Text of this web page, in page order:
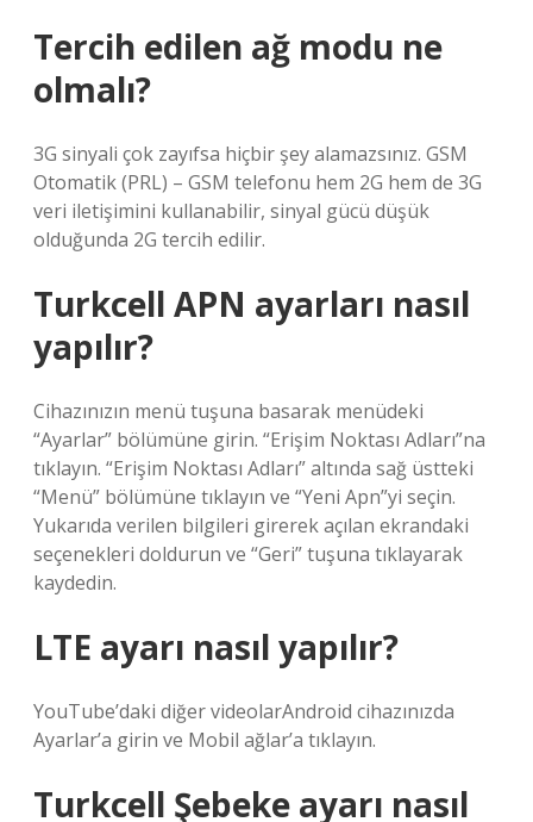
Tercih edilen ağ modu ne
olmalı?
3G sinyali çok zayıfsa hiçbir şey alamazsınız. GSM
Otomatik (PRL) – GSM telefonu hem 2G hem de 3G
veri iletişimini kullanabilir, sinyal gücü düşük
olduğunda 2G tercih edilir.
Turkcell APN ayarları nasıl
yapılır?
Cihazınızın menü tuşuna basarak menüdeki
“Ayarlar” bölümüne girin. “Erişim Noktası Adları”na
tıklayın. “Erişim Noktası Adları” altında sağ üstteki
“Menü” bölümüne tıklayın ve “Yeni Apn”yi seçin.
Yukarıda verilen bilgileri girerek açılan ekrandaki
seçenekleri doldurun ve “Geri” tuşuna tıklayarak
kaydedin.
LTE ayarı nasıl yapılır?
YouTube’daki diğer videolarAndroid cihazınızda
Ayarlar’a girin ve Mobil ağlar’a tıklayın.
Turkcell Şebeke ayarı nasıl